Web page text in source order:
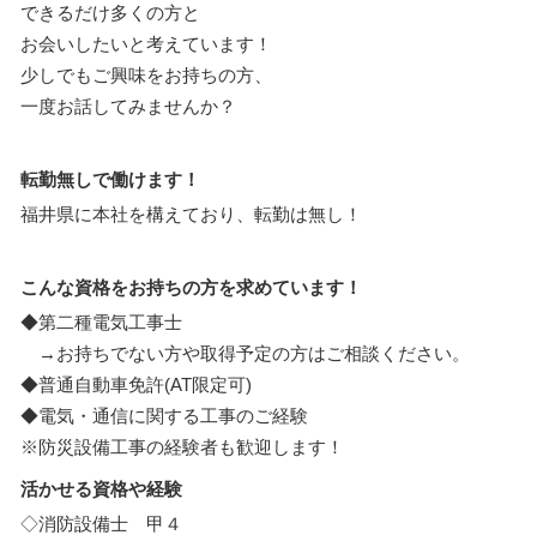
できるだけ多くの方と
お会いしたいと考えています！
少しでもご興味をお持ちの方、
一度お話してみませんか？
転勤無しで働けます！
福井県に本社を構えており、転勤は無し！
こんな資格をお持ちの方を求めています！
◆第二種電気工事士
→お持ちでない方や取得予定の方はご相談ください。
◆普通自動車免許(AT限定可)
◆電気・通信に関する工事のご経験
※防災設備工事の経験者も歓迎します！
活かせる資格や経験
◇消防設備士 甲４